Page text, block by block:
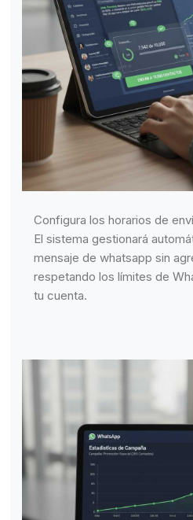
Configura los horarios de
El sistema gestionará
mensaje de whatsapp sin
respetando los límites de
tu cuenta.